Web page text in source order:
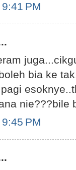
PM
bia ke
nie???bile
PM